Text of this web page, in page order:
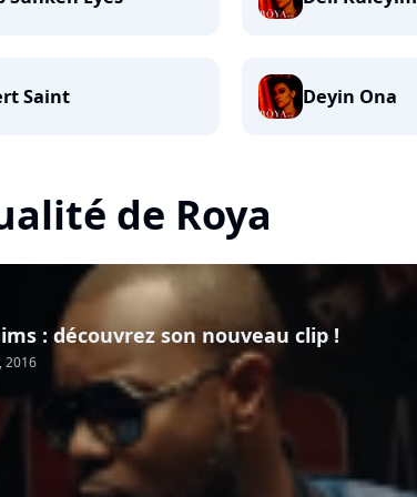
Saint Deyin Ona
de Roya
: découvrez son nouveau clip !
2016